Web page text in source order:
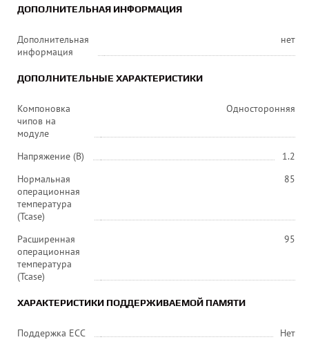
ДОПОЛНИТЕЛЬНАЯ ИНФОРМАЦИЯ
Дополнительная
информация
нет
ДОПОЛНИТЕЛЬНЫЕ ХАРАКТЕРИСТИКИ
Компоновка
чипов на
модуле
Односторонняя
Напряжение (В)
1.2
Нормальная
операционная
температура
(Tcase)
85
Расширенная
операционная
температура
(Tcase)
95
ХАРАКТЕРИСТИКИ ПОДДЕРЖИВАЕМОЙ ПАМЯТИ
Поддержка ECC Нет